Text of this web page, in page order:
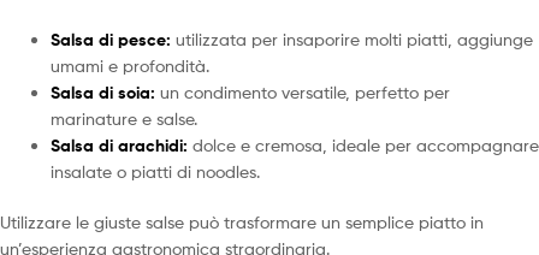
Salsa di pesce: utilizzata per insaporire molti piatti, aggiunge
umami e profondità.
Salsa di soia: un condimento versatile, perfetto per
marinature e salse.
Salsa di arachidi: dolce e cremosa, ideale per accompagnare
insalate o piatti di noodles.
Utilizzare le giuste salse può trasformare un semplice piatto in
un’esperienza gastronomica straordinaria.